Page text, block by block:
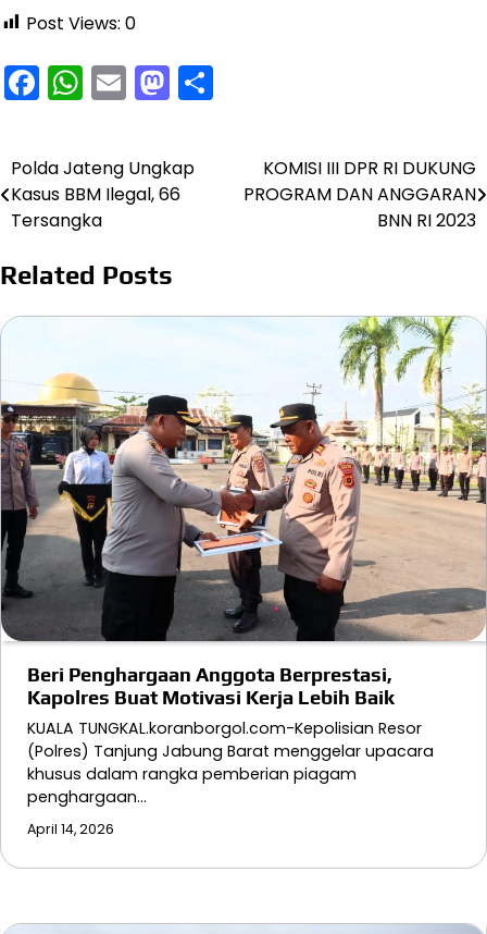
Post Views: 0
Facebook
WhatsApp
EmailMastodon
Navigasi
pos
Polda Jateng Ungkap
Kasus BBM Ilegal, 66
Tersangka
KOMISI III DPR RI DUKUNG
PROGRAM DAN ANGGARAN
BNN RI 2023
Related Posts
Beri Penghargaan Anggota Berprestasi,
Kapolres Buat Motivasi Kerja Lebih Baik
KUALA TUNGKAL.koranborgol.com-Kepolisian Resor
(Polres) Tanjung Jabung Barat menggelar upacara
khusus dalam rangka pemberian piagam
penghargaan…
April 14, 2026